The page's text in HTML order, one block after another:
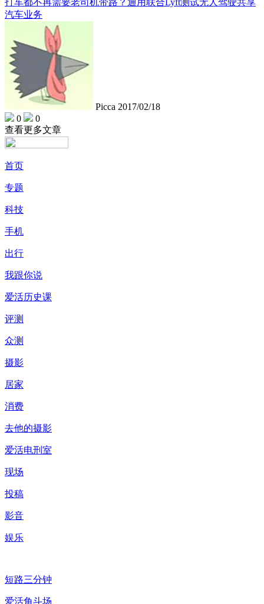
打车都不再需要老司机带路？通用联合Lyft测试无人驾驶共享
汽车业务
Picca 2017/02/18
0
0
查看更多文章
首页
专题
科技
手机
出行
我跟你说
爱活历史课
评测
众测
摄影
居家
消费
去他的摄影
爱活电刑室
现场
投稿
影音
娱乐
短路三分钟
爱活角斗场